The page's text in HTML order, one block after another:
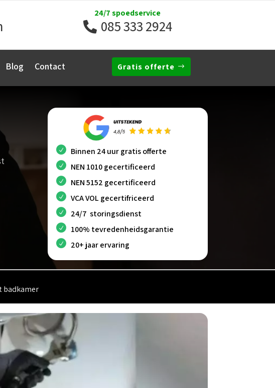
24/7 spoedservice
085 333 2924
Blog Contact Gratis offerte
Binnen 24 uur gratis offerte
NEN 1010 gecertificeerd
NEN 5152 gecertificeerd
VCA VOL gecertifriceerd
24/7 storingsdienst
100% tevredenheidsgarantie
20+ jaar ervaring
badkamer